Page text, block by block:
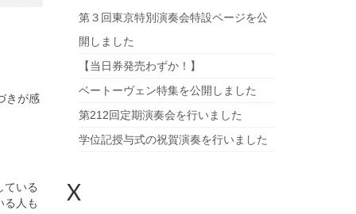
きが感
ている
る人も
第３回東京特別演奏会特設ページを公
開しました
【当日券発売わずか！】
ベートーヴェン特集を公開しました
第212回定期演奏会を行いました
学位記授与式の祝賀演奏を行いました
X